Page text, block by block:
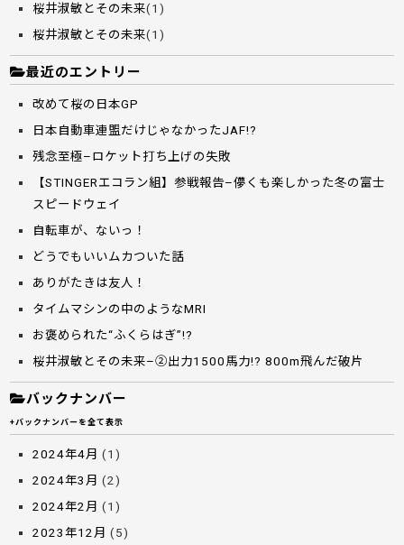
桜井淑敏とその未来(1)
桜井淑敏とその未来(1)
最近のエントリー
改めて桜の日本GP
日本自動車連盟だけじゃなかったJAF!?
残念至極–ロケット打ち上げの失敗
【STINGERエコラン組】参戦報告–儚くも楽しかった冬の富士
スピードウェイ
自転車が、ないっ！
どうでもいいムカついた話
ありがたきは友人！
タイムマシンの中のようなMRI
お褒められた“ふくらはぎ”!?
桜井淑敏とその未来–②出力1500馬力!? 800m飛んだ破片
バックナンバー
+バックナンバーを全て表示
2024年4月 (1)
2024年3月 (2)
2024年2月 (1)
2023年12月 (5)